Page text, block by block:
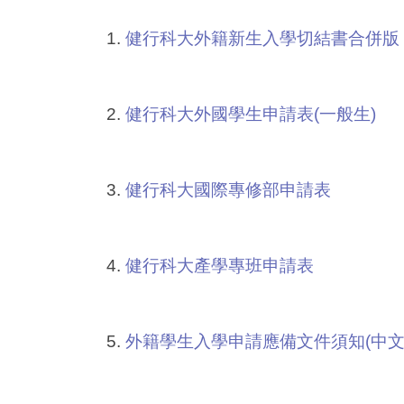
1. 健行科大外籍新生入學切結書合併版
2. 健行科大外國學生申請表(一般生)
3. 健行科大國際專修部申請表
4. 健行科大產學專班申請表
5. 外籍學生入學申請應備文件須知(中